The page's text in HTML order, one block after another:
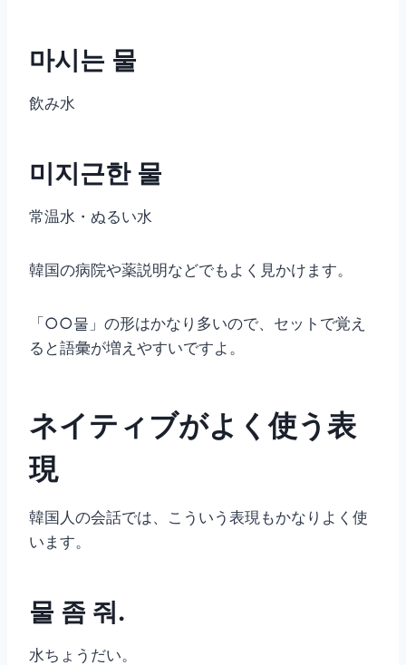
마시는 물
飲み水
미지근한 물
常温水・ぬるい水
韓国の病院や薬説明などでもよく見かけます。
「○○물」の形はかなり多いので、セットで覚え
ると語彙が増えやすいですよ。
ネイティブがよく使う表
現
韓国人の会話では、こういう表現もかなりよく使
います。
물 좀 줘.
水ちょうだい。